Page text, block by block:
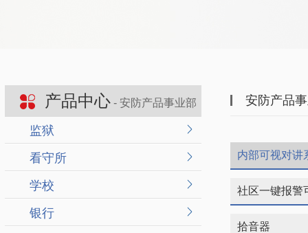
产品中心 - 安防产品事业部
监狱
看守所
学校
银行
安防产品
内部可视对讲
社区一键报警
拾音器